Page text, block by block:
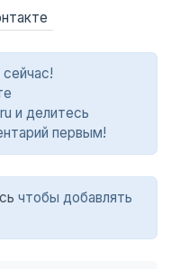
и делитесь
первым!
чтобы добавлять